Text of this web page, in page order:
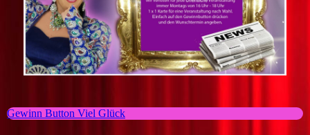
Gewinn Button Viel Glück